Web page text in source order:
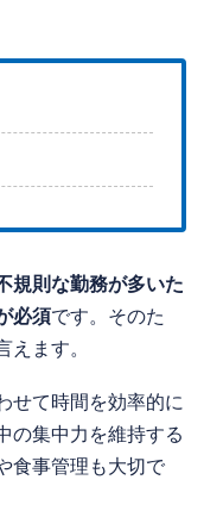
規則な勤務が多いた
必須です。そのた
えます。
せて時間を効率的に
の集中力を維持する
食事管理も大切で